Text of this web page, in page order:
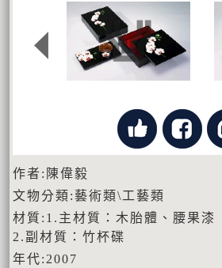
作者:陳偉毅
文物分類:藝術類\工藝類
材質:1.主材質：木胎體、腰果漆
2.副材質：竹杯碟
年代:2007